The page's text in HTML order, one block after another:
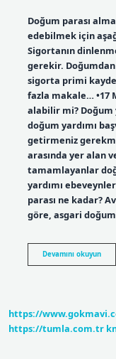
Doğum parası
edebilmek için
Sigortanın
gerekir. Doğumdan
sigorta primi
fazla makale… •17
alabilir mi? Doğum
doğum yardımı
getirmeniz
arasında yer alan
tamamlayanlar
yardımı
parası ne kadar?
göre, asgari doğum
Devamını okuyun
Parası
https://
https://tumla.com.tr